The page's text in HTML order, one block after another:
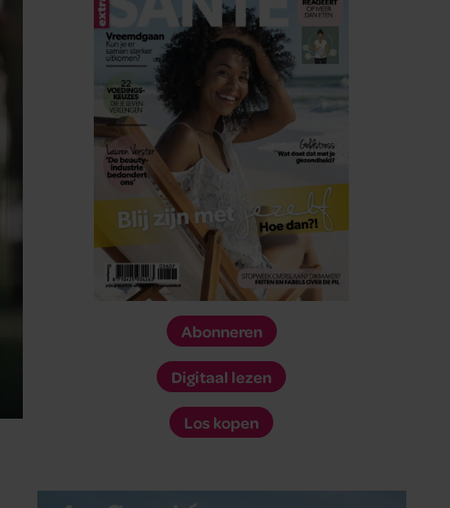
Abonneren
Digitaal lezen
Los kopen